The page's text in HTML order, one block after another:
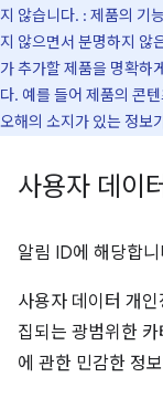
지 않습니다. : 제품의 기
지 않으면서 분명하지 않
가 추가할 제품을 명확하
다. 예를 들어 제품의 콘
오해의 소지가 있는 정보
사용자 데이
알림 ID에 해당합니
사용자 데이터 개
집되는 광범위한
에 관한 민감한 정